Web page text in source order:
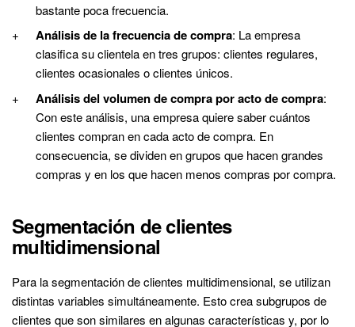
bastante poca frecuencia.
Análisis de la frecuencia de compra: La empresa
clasifica su clientela en tres grupos: clientes regulares,
clientes ocasionales o clientes únicos.
Análisis del volumen de compra por acto de compra:
Con este análisis, una empresa quiere saber cuántos
clientes compran en cada acto de compra. En
consecuencia, se dividen en grupos que hacen grandes
compras y en los que hacen menos compras por compra.
Segmentación de clientes
multidimensional
Para la segmentación de clientes multidimensional, se utilizan
distintas variables simultáneamente. Esto crea subgrupos de
clientes que son similares en algunas características y, por lo